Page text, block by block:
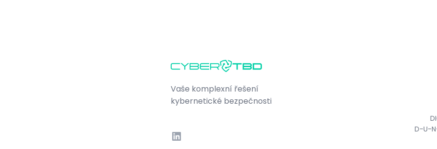
Vaše komplexní řešení
kybernetické bezpečnosti
D-U-